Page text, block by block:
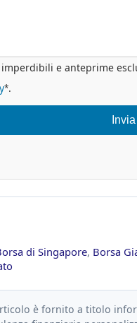
e anteprime
*.
di Singapore, Borsa
è fornito a titolo